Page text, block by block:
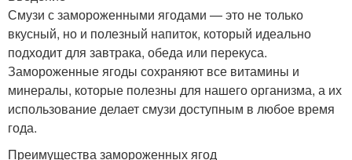
Смузи с замороженными ягодами — это не только
вкусный, но и полезный напиток, который идеально
подходит для завтрака, обеда или перекуса.
Замороженные ягоды сохраняют все витамины и
минералы, которые полезны для нашего организма, а их
использование делает смузи доступным в любое время
года.
Преимущества замороженных ягод